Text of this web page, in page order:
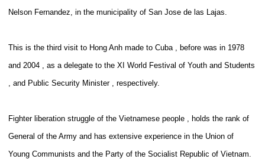
Nelson Fernandez, in the municipality of San Jose de las Lajas.
This is the third visit to Hong Anh made ​​to Cuba , before was in 1978
and 2004 , as a delegate to the XI World Festival of Youth and Students
, and Public Security Minister , respectively.
Fighter liberation struggle of the Vietnamese people , holds the rank of
General of the Army and has extensive experience in the Union of
Young Communists and the Party of the Socialist Republic of Vietnam.